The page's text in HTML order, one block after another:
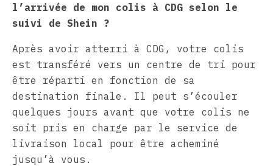
l’arrivée de mon colis à CDG selon le
suivi de Shein ?
Après avoir atterri à CDG, votre colis
est transféré vers un centre de tri pour
être réparti en fonction de sa
destination finale. Il peut s’écouler
quelques jours avant que votre colis ne
soit pris en charge par le service de
livraison local pour être acheminé
jusqu’à vous.